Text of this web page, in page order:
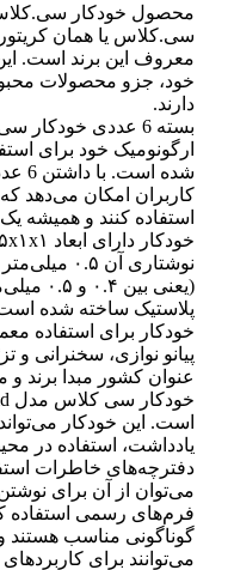
معروف این برند است.
خود، جزو محصولات
دارند.
ارگونومیک خود برای
کاربران امکان می‌دهد
استفاده کنند و همیشه
(یعنی
پلاستیک ساخته شده
خودکار برای استفاده
پیانو نوازی، سخنرانی و
عنوان کشور مبدا برند
است. این خودکار
یادداشت، استفاده در
دفترچه‌های خاطرات
می‌توان از آن برای
فرم‌های رسمی استفاده
گوناگونی مناسب هستند
می‌توانند برای